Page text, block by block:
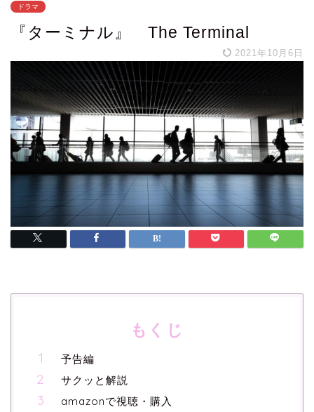
ドラマ
『ターミナル』 The Terminal
2021年10月6日
もくじ
予告編
サクッと解説
amazonで視聴・購入